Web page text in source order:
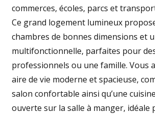
commerces, écoles, parcs et
Ce grand logement lumineux
chambres de bonnes dimensions et
multifonctionnelle, parfaites pour
professionnels ou une famille. Vous
aire de vie moderne et spacieuse,
salon confortable ainsi qu’une
ouverte sur la salle à manger, idéale